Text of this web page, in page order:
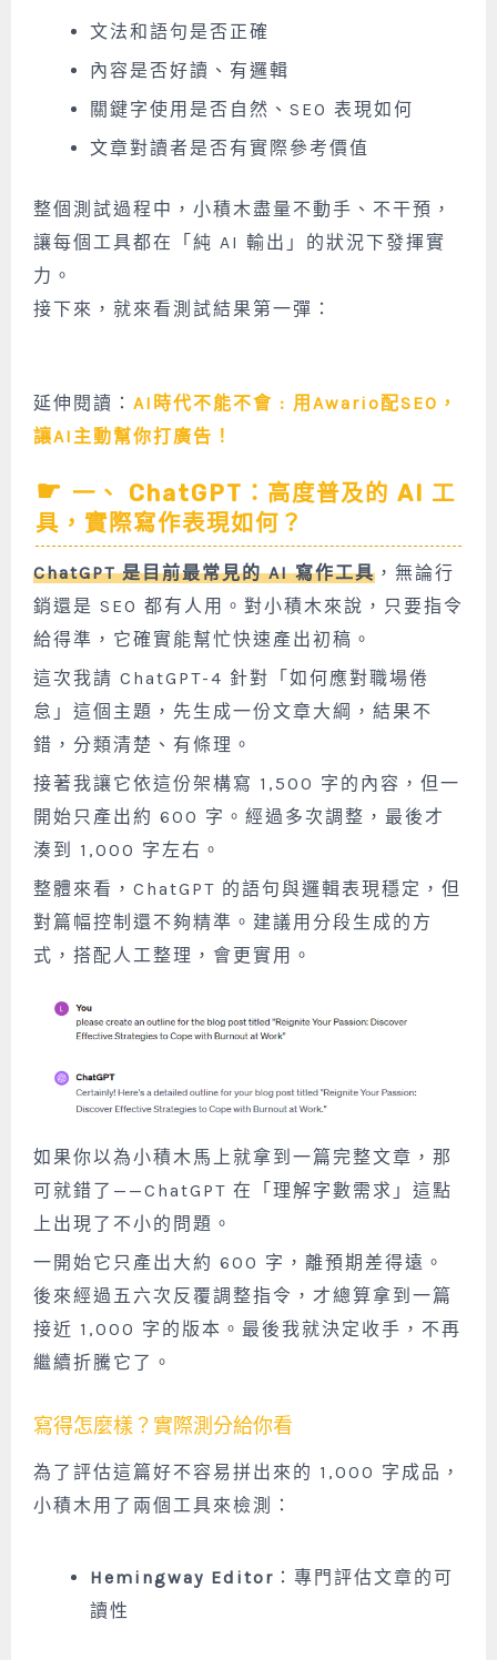
文法和語句是否正確
內容是否好讀、有邏輯
關鍵字使用是否自然、SEO 表現如何
文章對讀者是否有實際參考價值
整個測試過程中，小積木盡量不動手、不干預，
讓每個工具都在「純 AI 輸出」的狀況下發揮實
力。
接下來，就來看測試結果第一彈：
延伸閱讀： AI時代不能不會 : 用Awario配SEO，
讓AI主動幫你打廣告！
一、 ChatGPT：高度普及的 AI 工
具，實際寫作表現如何？
ChatGPT 是目前最常見的 AI 寫作工具 ，無論行
銷還是 SEO 都有人用。對小積木來說，只要指令
給得準，它確實能幫忙快速產出初稿。
這次我請 ChatGPT-4 針對「如何應對職場倦
怠」這個主題，先生成一份文章大綱，結果不
錯，分類清楚、有條理。
接著我讓它依這份架構寫 1,500 字的內容，但一
開始只產出約 600 字。經過多次調整，最後才
湊到 1,000 字左右。
整體來看，ChatGPT 的語句與邏輯表現穩定，但
對篇幅控制還不夠精準。建議用分段生成的方
式，搭配人工整理，會更實用。
如果你以為小積木馬上就拿到一篇完整文章，那
可就錯了——ChatGPT 在「理解字數需求」這點
上出現了不小的問題。
一開始它只產出大約 600 字，離預期差得遠。
後來經過五六次反覆調整指令，才總算拿到一篇
接近 1,000 字的版本。最後我就決定收手，不再
繼續折騰它了。
寫得怎麼樣？實際測分給你看
為了評估這篇好不容易拼出來的 1,000 字成品，
小積木用了兩個工具來檢測：
Hemingway Editor ：專門評估文章的可
讀性